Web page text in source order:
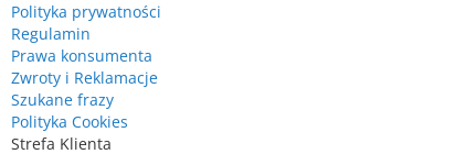
Polityka prywatności
Regulamin
Prawa konsumenta
Zwroty i Reklamacje
Szukane frazy
Polityka Cookies
Strefa Klienta